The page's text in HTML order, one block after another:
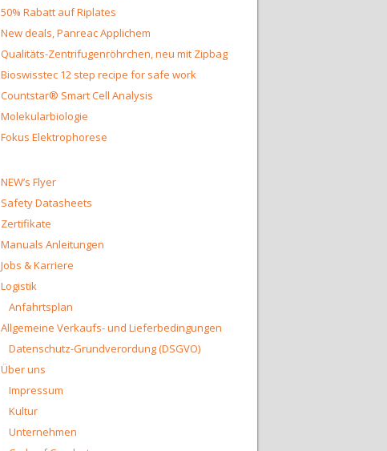
50% Rabatt auf Riplates
New deals, Panreac Applichem
Qualitäts-Zentrifugenröhrchen, neu mit Zipbag
Bioswisstec 12 step recipe for safe work
Countstar® Smart Cell Analysis
Molekularbiologie
Fokus Elektrophorese
NEW’s Flyer
Safety Datasheets
Zertifikate
Manuals Anleitungen
Jobs & Karriere
Logistik
Anfahrtsplan
Allgemeine Verkaufs- und Lieferbedingungen
Datenschutz-Grundverordung (DSGVO)
Über uns
Impressum
Kultur
Unternehmen